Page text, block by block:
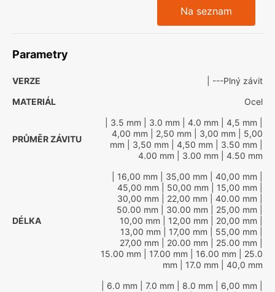
Na seznam
Parametry
VERZE
| ---Plný závit
MATERIÁL
Ocel
PRŮMĚR ZÁVITU
| 3.5 mm | 3.0 mm | 4.0 mm | 4,5 mm
4,00 mm | 2,50 mm | 3,00 mm | 5,00
mm | 3,50 mm | 4,50 mm | 3.50 mm
4.00 mm | 3.00 mm | 4.50 mm
DÉLKA
| 16,00 mm | 35,00 mm | 40,00 mm
45,00 mm | 50,00 mm | 15,00 mm
30,00 mm | 22,00 mm | 40.00 mm
50.00 mm | 30.00 mm | 25,00 mm
10,00 mm | 12,00 mm | 20,00 mm
13,00 mm | 17,00 mm | 55,00 mm
27,00 mm | 20.00 mm | 25.00 mm
15.00 mm | 17.00 mm | 16.00 mm | 25.0
mm | 17.0 mm | 40,0 mm
| 6.0 mm | 7.0 mm | 8.0 mm | 6,00 mm